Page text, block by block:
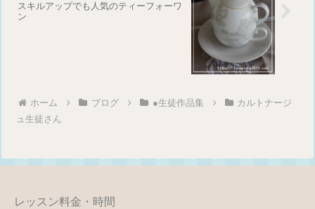
スキルアップでも人気のティーフォーワ
ン
ホーム ブログ ●生徒作品集
カルトナージ
ュ生徒さん
レッスン料金・時間